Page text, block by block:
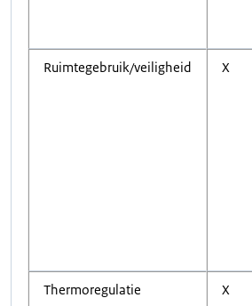
Ruimtegebruik/veiligheid X
Thermoregulatie X